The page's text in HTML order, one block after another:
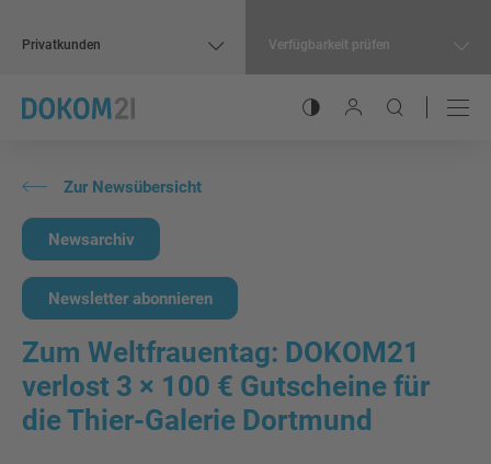
Privatkunden Verfügbarkeit prüfen
Hauptnavigation
Kontrastmodus
Benutzer-Menü
Suche öffnen
Zur Newsübersicht
Newsarchiv
Newsletter abonnieren
Zum Weltfrauentag: DOKOM21
verlost 3 × 100 € Gutscheine für
die Thier-Galerie Dortmund